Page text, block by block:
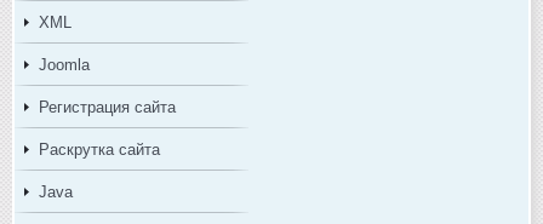
XML
Joomla
Регистрация сайта
Раскрутка сайта
Java